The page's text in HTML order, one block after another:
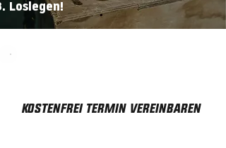
Loslegen!
kostenfrei termin vereinbaren